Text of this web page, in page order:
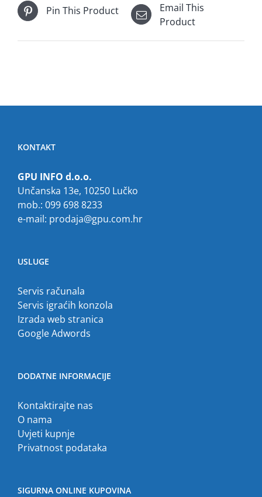
Pin This Product
Email This
Product
KONTAKT
GPU INFO d.o.o.
Unčanska 13e, 10250 Lučko
mob.: 099 698 8233
e-mail: prodaja@gpu.com.hr
USLUGE
Servis računala
Servis igraćih konzola
Izrada web stranica
Google Adwords
DODATNE INFORMACIJE
Kontaktirajte nas
O nama
Uvjeti kupnje
Privatnost podataka
SIGURNA ONLINE KUPOVINA